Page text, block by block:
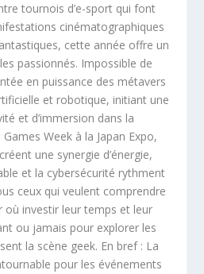
tournois d’e-sport qui font
cinématographiques
cette année offre un
passionnés. Impossible de
en puissance des métavers
et robotique, initiant une
et d’immersion dans la
Week à la Japan Expo,
une synergie d’énergie,
et la cybersécurité rythment
ceux qui veulent comprendre
où investir leur temps et leur
ou jamais pour explorer les
la scène geek. En bref : La
pour les événements